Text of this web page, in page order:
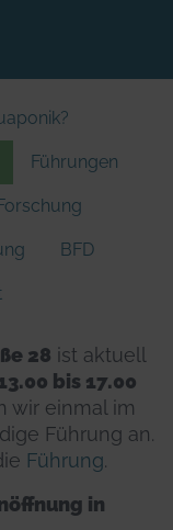
Führungen
Forschung
BFD
28 ist aktuell
bis 17.00
wir einmal im
Führung an.
Führung.
in